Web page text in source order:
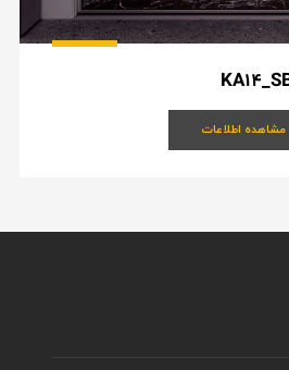
مشاهده اطلاعات